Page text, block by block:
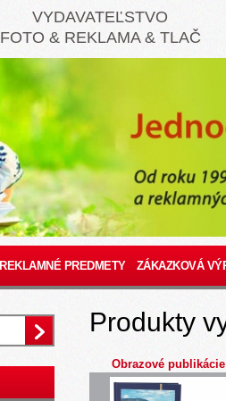
VYDAVATEĽSTVO
FOTO & REKLAMA & TLAČ
REKLAMNÉ PREDMETY ZÁKAZKOVÁ
Produkty
Obrazové publikácie